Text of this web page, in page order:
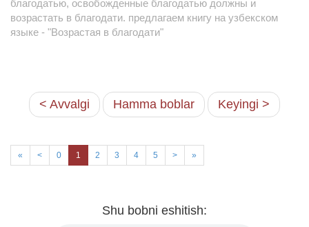
благодатью, освобожденные благодатью должны и
возрастать в благодати. предлагаем книгу на узбекском
языке - "Возрастая в благодати"
< Avvalgi Hamma boblar Keyingi >
« < 0 1 2 3 4 5 > »
Shu bobni eshitish: